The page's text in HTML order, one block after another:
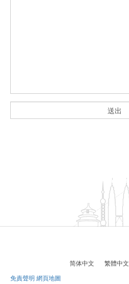
简体中文 繁體中文
免責聲明 網頁地圖